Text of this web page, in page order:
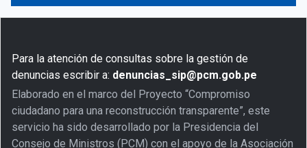
Para la atención de consultas sobre la gestión de
denuncias escribir a: denuncias_sip@pcm.gob.pe
Elaborado en el marco del Proyecto “Compromiso
ciudadano para una reconstrucción transparente”, este
servicio ha sido desarrollado por la Presidencia del
Consejo de Ministros (PCM) con el apoyo de la Asociación